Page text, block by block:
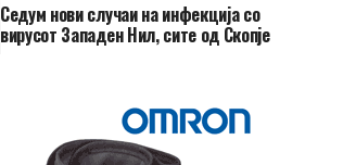
Седум нови случаи на инфекција со
вирусот Западен Нил, сите од Скопје